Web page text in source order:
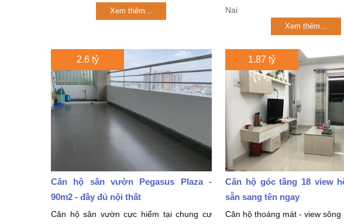
Xem thêm...
Nai
Xem thêm...
2.6 tỷ
Căn hộ sân vườn Pegasus Plaza -
90m2 - đầy đủ nội thất
Căn hộ sân vườn cực hiếm tại chung cư
1.87 tỷ
Căn hộ góc tầng 18 view
sẵn sang tên ngay
Căn hộ thoáng mát - view sông